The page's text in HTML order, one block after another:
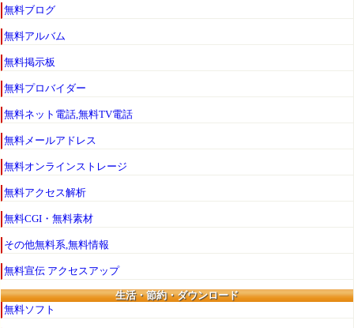
無料ブログ
無料アルバム
無料掲示板
無料プロバイダー
無料ネット電話,無料TV電話
無料メールアドレス
無料オンラインストレージ
無料アクセス解析
無料CGI・無料素材
その他無料系,無料情報
無料宣伝 アクセスアップ
生活・節約・ダウンロード
無料ソフト